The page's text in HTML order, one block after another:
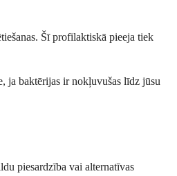
Šī profilaktiskā pieeja tiek
ja baktērijas ir nokļuvušas līdz jūsu
piesardzība vai alternatīvas